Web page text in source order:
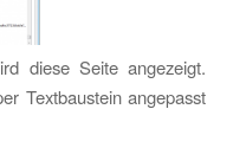
diese Seite angezeigt.
Textbaustein angepasst